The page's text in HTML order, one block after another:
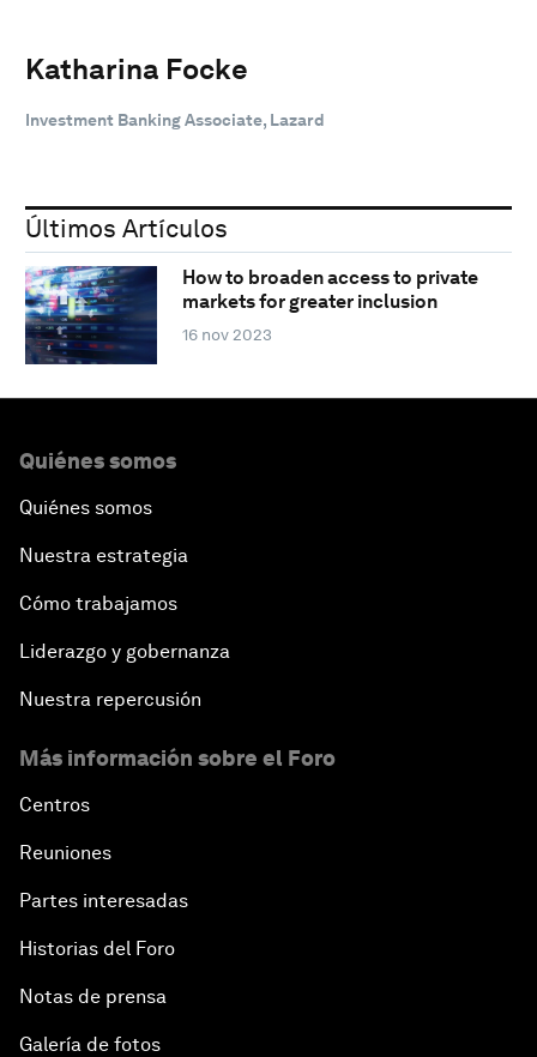
Katharina Focke
Investment Banking Associate, Lazard
Últimos Artículos
How to broaden access to private
markets for greater inclusion
16 nov 2023
Quiénes somos
Quiénes somos
Nuestra estrategia
Cómo trabajamos
Liderazgo y gobernanza
Nuestra repercusión
Más información sobre el Foro
Centros
Reuniones
Partes interesadas
Historias del Foro
Notas de prensa
Galería de fotos